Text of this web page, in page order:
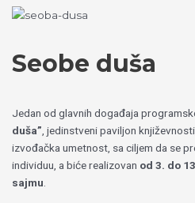
Пређи
Seobe duša
Jedan od glavnih događaja
duša” , jedinstveni paviljon
izvođačka umetnost, sa ciljem da se
individuu, a biće realizovan od 3. do
sajmu
Izaberite